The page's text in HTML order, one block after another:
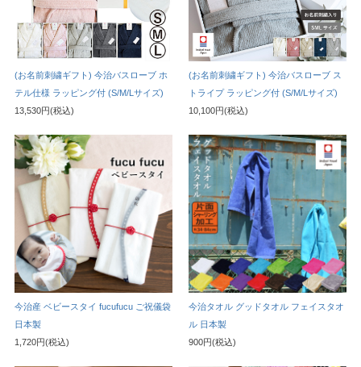
(お名前刺繍ギフト) 今治バスローブ ホ
テル仕様 ラッピング付 (S/M/Lサイズ)
13,530円(税込)
(お名前刺繍ギフト) 今治バスローブ ス
トライプ ラッピング付 (S/M/Lサイズ)
10,100円(税込)
今治産 ベビースタイ fucufucu ご祝儀袋
日本製
1,720円(税込)
今治タオル グッドタオル フェイスタオ
ル 日本製
900円(税込)